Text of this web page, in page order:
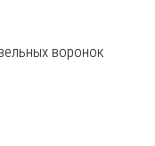
воронок